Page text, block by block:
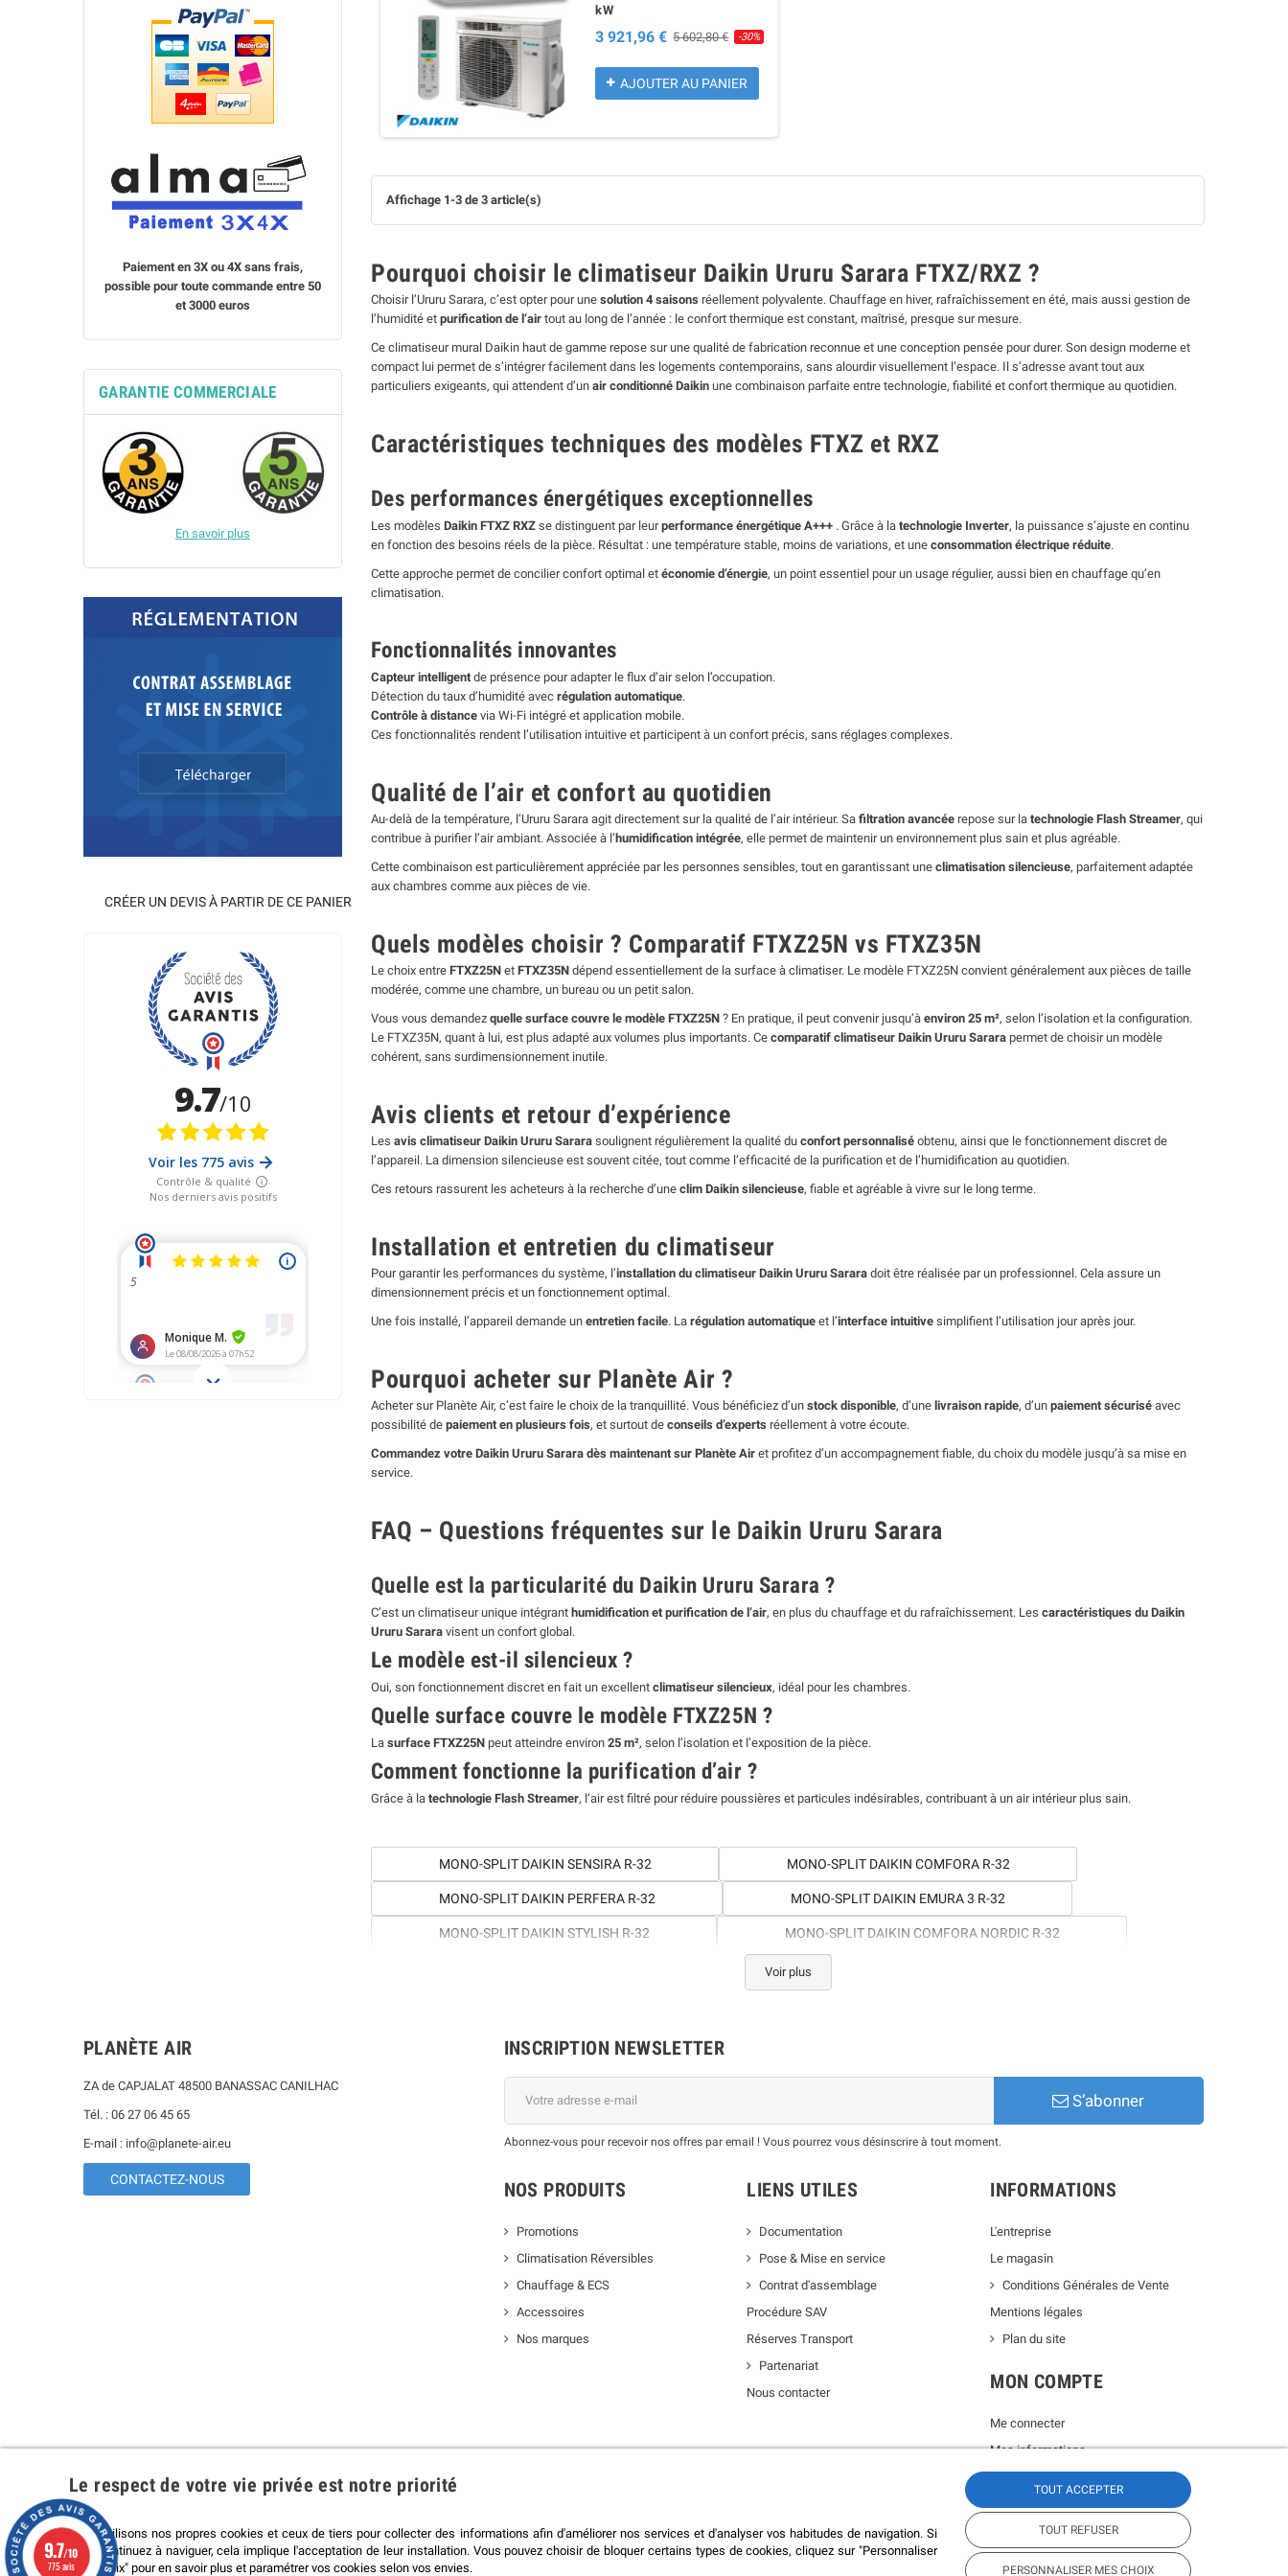
Le respect de votre vie privée est notre priorité
Nous utilisons nos propres cookies et ceux de tiers pour collecter des informations afin d'améliorer nos services et d'analyser vos habitudes de navigation. Si
vous continuez à naviguer, cela implique l'acceptation de leur installation. Vous pouvez choisir de bloquer certains types de cookies, cliquez sur "Personnaliser
mes choix" pour en savoir plus et paramétrer vos cookies selon vos envies.
TOUT ACCEPTER
TOUT REFUSER
PERSONNALISER MES CHOIX
Paiement en 3X ou 4X sans frais,
possible pour toute commande entre 50
et 3000 euros
GARANTIE COMMERCIALE
En savoir plus
CRÉER UN DEVIS À PARTIR DE CE PANIER
kW
3 921,96 € 5 602,80 € -30%
AJOUTER AU PANIER
Affichage 1-3 de 3 article(s)
Pourquoi choisir le climatiseur Daikin Ururu Sarara FTXZ/RXZ ?
Choisir l’Ururu Sarara, c’est opter pour une solution 4 saisons réellement polyvalente. Chauffage en hiver, rafraîchissement en été, mais aussi gestion de
l’humidité et purification de l’air tout au long de l’année : le confort thermique est constant, maîtrisé, presque sur mesure.
Ce climatiseur mural Daikin haut de gamme repose sur une qualité de fabrication reconnue et une conception pensée pour durer. Son design moderne et
compact lui permet de s’intégrer facilement dans les logements contemporains, sans alourdir visuellement l’espace. Il s’adresse avant tout aux
particuliers exigeants, qui attendent d’un air conditionné Daikin une combinaison parfaite entre technologie, fiabilité et confort thermique au quotidien.
Caractéristiques techniques des modèles FTXZ et RXZ
Des performances énergétiques exceptionnelles
Les modèles Daikin FTXZ RXZ se distinguent par leurperformance énergétique A+++ . Grâce à la technologie Inverter, la puissance s’ajuste en continu
en fonction des besoins réels de la pièce. Résultat : une température stable, moins de variations, et une consommation électrique réduite.
Cette approche permet de concilier confort optimal et économie d’énergie, un point essentiel pour un usage régulier, aussi bien en chauffage qu’en
climatisation.
Fonctionnalités innovantes
Capteur intelligent de présence pour adapter le flux d’air selon l’occupation.
Détection du taux d’humidité avec régulation automatique.
Contrôle à distance via Wi-Fi intégré et application mobile.
Ces fonctionnalités rendent l’utilisation intuitive et participent à un confort précis, sans réglages complexes.
Qualité de l’air et confort au quotidien
Au-delà de la température, l’Ururu Sarara agit directement sur la qualité de l’air intérieur. Sa filtration avancée repose sur la technologie Flash Streamer, qui
contribue à purifier l’air ambiant. Associée à l’humidification intégrée, elle permet de maintenir un environnement plus sain et plus agréable.
Cette combinaison est particulièrement appréciée par les personnes sensibles, tout en garantissant une climatisation silencieuse, parfaitement adaptée
aux chambres comme aux pièces de vie.
Quels modèles choisir ? Comparatif FTXZ25N vs FTXZ35N
Le choix entre FTXZ25N et FTXZ35N dépend essentiellement de la surface à climatiser. Le modèle FTXZ25N convient généralement aux pièces de taille
modérée, comme une chambre, un bureau ou un petit salon.
Vous vous demandez quelle surface couvre le modèle FTXZ25N ? En pratique, il peut convenir jusqu’à environ 25 m², selon l’isolation et la configuration.
Le FTXZ35N, quant à lui, est plus adapté aux volumes plus importants. Ce comparatif climatiseur Daikin Ururu Sarara permet de choisir un modèle
cohérent, sans surdimensionnement inutile.
Avis clients et retour d’expérience
Les avis climatiseur Daikin Ururu Sarara soulignent régulièrement la qualité du confort personnalisé obtenu, ainsi que le fonctionnement discret de
l’appareil. La dimension silencieuse est souvent citée, tout comme l’efficacité de la purification et de l’humidification au quotidien.
Ces retours rassurent les acheteurs à la recherche d’une clim Daikin silencieuse, fiable et agréable à vivre sur le long terme.
Installation et entretien du climatiseur
Pour garantir les performances du système, l’installation du climatiseur Daikin Ururu Sarara doit être réalisée par un professionnel. Cela assure un
dimensionnement précis et un fonctionnement optimal.
Une fois installé, l’appareil demande un entretien facile. La régulation automatique et l’interface intuitive simplifient l’utilisation jour après jour.
Pourquoi acheter sur Planète Air ?
Acheter sur Planète Air, c’est faire le choix de la tranquillité. Vous bénéficiez d’un stock disponible, d’une livraison rapide, d’un paiement sécurisé avec
possibilité de paiement en plusieurs fois, et surtout de conseils d’experts réellement à votre écoute.
Commandez votre Daikin Ururu Sarara dès maintenant sur Planète Air et profitez d’un accompagnement fiable, du choix du modèle jusqu’à sa mise en
service.
FAQ – Questions fréquentes sur le Daikin Ururu Sarara
Quelle est la particularité du Daikin Ururu Sarara ?
C’est un climatiseur unique intégrant humidification et purification de l’air, en plus du chauffage et du rafraîchissement. Les caractéristiques du Daikin
Ururu Sarara visent un confort global.
Le modèle est-il silencieux ?
Oui, son fonctionnement discret en fait un excellent climatiseur silencieux, idéal pour les chambres.
Quelle surface couvre le modèle FTXZ25N ?
La surface FTXZ25N peut atteindre environ 25 m², selon l’isolation et l’exposition de la pièce.
Comment fonctionne la purification d’air ?
Grâce à la technologie Flash Streamer, l’air est filtré pour réduire poussières et particules indésirables, contribuant à un air intérieur plus sain.
MONO-SPLIT DAIKIN SENSIRA R-32 MONO-SPLIT DAIKIN COMFORA R-32
MONO-SPLIT DAIKIN PERFERA R-32 MONO-SPLIT DAIKIN EMURA 3 R-32
MONO-SPLIT DAIKIN STYLISH R-32 MONO-SPLIT DAIKIN COMFORA NORDIC R-32
Voir plus
PLANÈTE AIR
ZA de CAPJALAT 48500 BANASSAC CANILHAC
Tél. : 06 27 06 45 65
E-mail : info@planete-air.eu
CONTACTEZ-NOUS
INSCRIPTION NEWSLETTER
S’abonner
Abonnez-vous pour recevoir nos offres par email ! Vous pourrez vous désinscrire à tout moment.
NOS PRODUITS
Promotions
Climatisation Réversibles
Chauffage & ECS
Accessoires
Nos marques
LIENS UTILES
Documentation
Pose & Mise en service
Contrat d'assemblage
Procédure SAV
Réserves Transport
Partenariat
Nous contacter
INFORMATIONS
L'entreprise
Le magasin
Conditions Générales de Vente
Mentions légales
Plan du site
MON COMPTE
Me connecter
Mes informations
Mes commandes
Marchand approuvé par la Société des Avis Garantis, cliquez ici pour vérifier.
9.7/10
775 avis